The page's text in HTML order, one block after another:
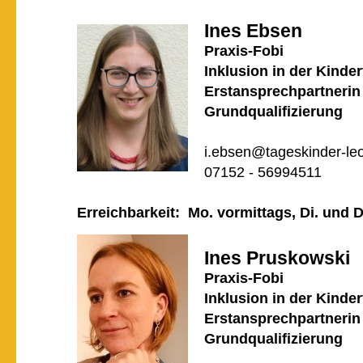
Ines Ebsen
Praxis-Fobi
Inklusion in der
Grundqualifizierung
i.ebsen@tageskinder-
07152 - 56994511
Erreichbarkeit: Mo. vormittags, Di. und
Ines Pruskowski
Praxis-Fobi
Inklusion in der
Grundqualifizierung